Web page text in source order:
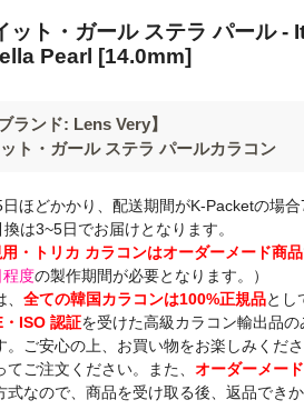
ット・ガール ステラ パール -
Pearl [14.0mm]
ブランド: Lens Very】
ト・ガール ステラ パールカラコン
ほどかかり、配送期間がK-Packetの場
は3~5日でお届けとなります。
・トリカ カラコンはオーダーメード商品
程度の製作期間が必要となります。）
、全ての韓国カラコンは100%正規品とし
ISO 認証を受けた高級カラコン輸出品の
。ご安心の上、お買い物をお楽しみくだ
てご注文ください。また、オーダーメー
式なので、商品を受け取る後、返品でき